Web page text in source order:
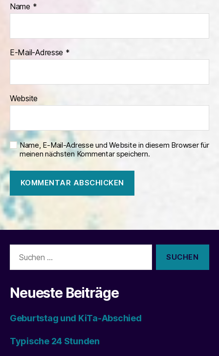
Name *
E-Mail-Adresse *
Website
Name, E-Mail-Adresse und Website in diesem Browser für
meinen nächsten Kommentar speichern.
nach:
Neueste Beiträge
Geburtstag und KiTa-Abschied
Typische 24 Stunden